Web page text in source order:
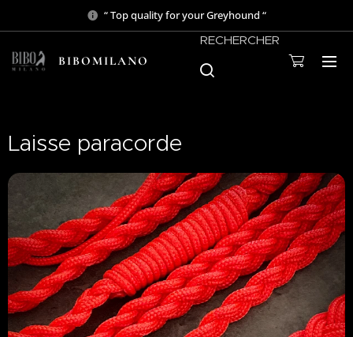
“ Top quality for your Greyhound “
BIBOMILANO
RECHERCHER
Laisse paracorde